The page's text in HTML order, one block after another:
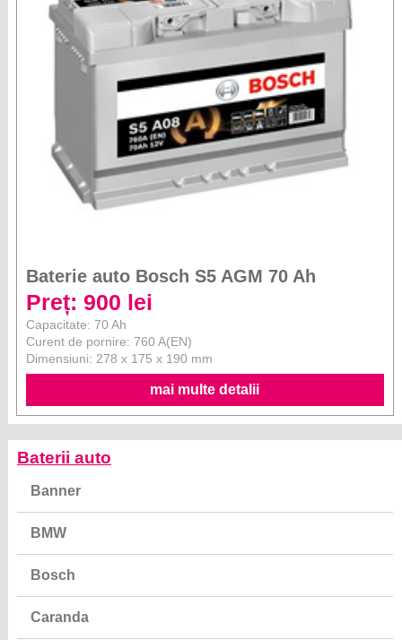
Baterie auto Bosch S5 AGM 70 Ah
Preț: 900 lei
Capacitate: 70 Ah
Curent de pornire: 760 A(EN)
Dimensiuni: 278 x 175 x 190 mm
mai multe detalii
Baterii auto
Banner
BMW
Bosch
Caranda